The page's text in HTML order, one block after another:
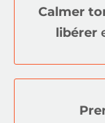
Calmer
libérer